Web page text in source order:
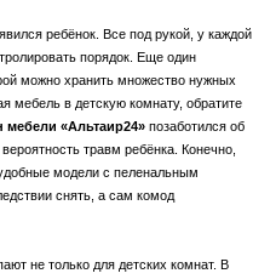
ребёнок. Все под рукой, у каждой
порядок. Еще один
можно хранить множество нужных
мебель в детскую комнату, обратите
мебели «Альтаир24» позаботился об
травм ребёнка. Конечно,
модели с пеленальным
снять, а сам комод
не только для детских комнат. В